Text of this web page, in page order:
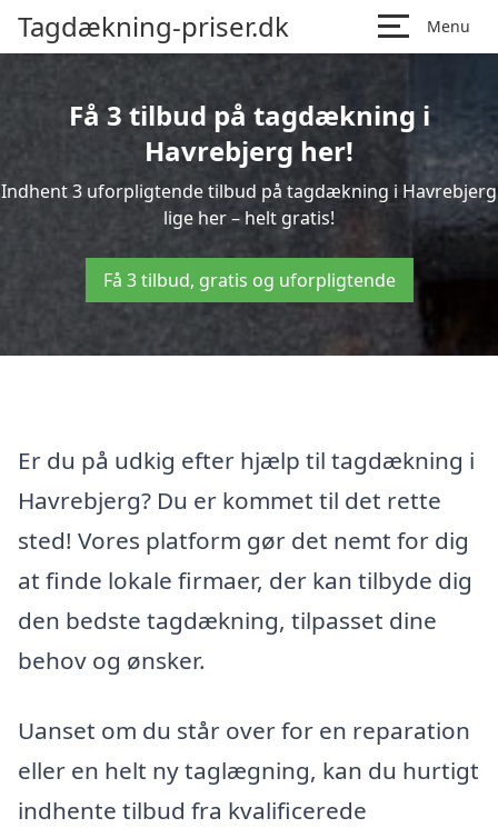
Tagdækning-priser.dk Menu
Få 3 tilbud på tagdækning i
Havrebjerg her!
Indhent 3 uforpligtende tilbud på tagdækning i Havrebjerg
lige her – helt gratis!
Få 3 tilbud, gratis og uforpligtende
Er du på udkig efter hjælp til tagdækning i
Havrebjerg? Du er kommet til det rette
sted! Vores platform gør det nemt for dig
at finde lokale firmaer, der kan tilbyde dig
den bedste tagdækning, tilpasset dine
behov og ønsker.
Uanset om du står over for en reparation
eller en helt ny taglægning, kan du hurtigt
indhente tilbud fra kvalificerede